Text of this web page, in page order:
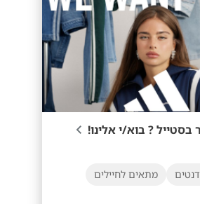
בסטייל ? בוא/י אלינו!
מתאים לחיילים